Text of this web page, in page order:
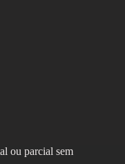
ou parcial sem